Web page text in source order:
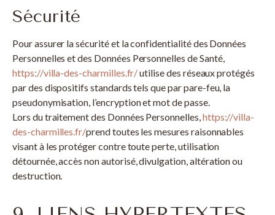
Sécurité
Pour assurer la sécurité et la confidentialité des Données
Personnelles et des Données Personnelles de Santé,
https://villa-des-charmilles.fr/utilise des réseaux protégés
par des dispositifs standards tels que par pare-feu, la
pseudonymisation, l’encryption et mot de passe.
Lors du traitement des Données Personnelles, https://villa-
des-charmilles.fr/prend toutes les mesures raisonnables
visant à les protéger contre toute perte, utilisation
détournée, accès non autorisé, divulgation, altération ou
destruction.